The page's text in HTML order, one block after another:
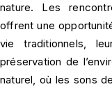
nature. Les
offrent une
vie traditionnels,
préservation de
naturel, où les sons